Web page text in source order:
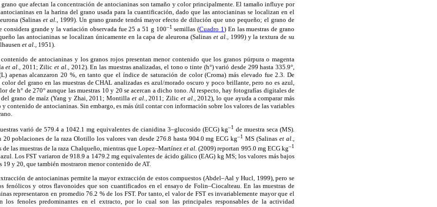
grano que afectan la concentración de antocianinas son tamaño y color principalmente. El tamaño influye por
en la harina del grano usada para la cuantificación, dado que las antocianinas se localizan en el
(Salinas et al., 1999). Un grano grande tendrá mayor efecto de dilución que uno pequeño; el grano de
considera grande y la variación observada fue 25 a 51 g 100–1 semillas (Cuadro 1) En las muestras de grano
las antocianinas se localizan únicamente en la capa de aleurona (Salinas et al., 1999) y la textura de su
et al., 1951).
de antocianinas y los granos rojos presentan menor contenido que los granos púrpura o magenta
et al., 2011; Zilicet al., 2012). En las muestras analizadas, el tono o tinte (h°) varió desde 299 hasta 335.9°,
apenas alcanzaron 20 %, en tanto que el índice de saturación de color (Croma) más elevado fue 2.3. De
del grano en las muestras de CHAL analizadas es azul/morado oscuro y poco brillante, pero no es azul,
de h° de 270° aunque las muestras 10 y 20 se acercan a dicho tono. Al respecto, hay fotografías digitales de
del grano de maíz (Yang y Zhai, 2011; Montilla et al.,2011; Zilic et al.,2012), lo que ayuda a comparar más
contenido de antocianinas. Sin embargo, es más útil contar con información sobre los valores de las variables
varió de 579.4 a 1042.1 mg equivalentes de cianidina 3–glucosido (ECG) kg–1 de muestra seca (MS).
20 poblaciones de la raza Olotillo los valores van desde 276.8 hasta 904.0 mg ECG kg–1MS (Salinaset al.,
de las muestras de la raza Chalqueño, mientras que Lopez–Martínezet al.(2009) reportan 995.0 mg ECG kg–1
Los FST variaron de 918.9 a 1479.2 mg equivalentes de ácido gálico (EAG) kg MS; los valores más bajos
19 y 20, que también mostraron menor contenido de AT.
de antocianinas permite la mayor extracción de estos compuestos (Abdel–Aal y Hucl, 1999), pero se
fenólicos y otros flavonoides que son cuantificados en el ensayo de Folin–Ciocalteau. En las muestras de
representaron en promedio 76.2 % de los FST. Por tanto, el valor de FST es invariablemente mayor que el
los fenoles predominantes en el extracto, por lo cual son las principales responsables de la actividad